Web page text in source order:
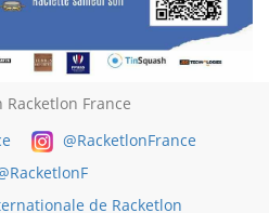
Racketlon France
@RacketlonFrance
de Racketlon